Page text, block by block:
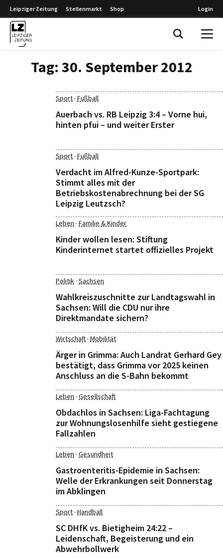
Leipziger Zeitung Stellenmarkt Shop Login
Tag: 30. September 2012
Sport· Fußball
Auerbach vs. RB Leipzig 3:4 – Vorne hui,
hinten pfui – und weiter Erster
Sport· Fußball
Verdacht im Alfred-Kunze-Sportpark:
Stimmt alles mit der
Betriebskostenabrechnung bei der SG
Leipzig Leutzsch?
Leben · Familie & Kinder
Kinder wollen lesen: Stiftung
Kinderinternet startet offizielles Projekt
Politik· Sachsen
Wahlkreiszuschnitte zur Landtagswahl in
Sachsen: Will die CDU nur ihre
Direktmandate sichern?
Wirtschaft· Mobilität
Ärger in Grimma: Auch Landrat Gerhard Gey
bestätigt, dass Grimma vor 2025 keinen
Anschluss an die S-Bahn bekommt
Leben · Gesellschaft
Obdachlos in Sachsen: Liga-Fachtagung
zur Wohnungslosenhilfe sieht gestiegene
Fallzahlen
Leben · Gesundheit
Gastroenteritis-Epidemie in Sachsen:
Welle der Erkrankungen seit Donnerstag
im Abklingen
Sport· Handball
SC DHfK vs. Bietigheim 24:22 –
Leidenschaft, Begeisterung und ein
Abwehrbollwerk